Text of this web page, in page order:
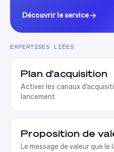
Découvrir le service
EXPERTISES LIÉES
Plan d'acquisition
Activer les canaux
lancement.
Proposition de
Le message de valeur que